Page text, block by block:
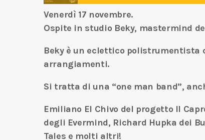
Venerdì 17 novembre.
Ospite in studio Beky, mastermind
Beky è un eclettico polistrumentista
arrangiamenti.
Si tratta di una “one man band”,
Emiliano El Chivo del progetto Il
degli Evermind, Richard Hupka dei
Tales e molti altri!